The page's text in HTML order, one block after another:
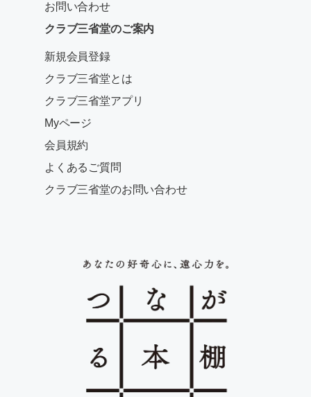
お問い合わせ
クラブ三省堂のご案内
新規会員登録
クラブ三省堂とは
クラブ三省堂アプリ
Myページ
会員規約
よくあるご質問
クラブ三省堂のお問い合わせ